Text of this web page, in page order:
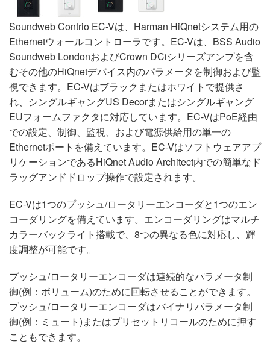
Soundweb Contrio EC-Vは、Harman HiQnetシステム用の
Ethernetウォールコントローラです。EC-Vは、BSS Audio
Soundweb LondonおよびCrown DCiシリーズアンプを含
むその他のHiQnetデバイス内のパラメータを制御および監
視できます。EC-Vはブラックまたはホワイトで提供さ
れ、シングルギャングUS Decorまたはシングルギャング
EUフォームファクタに対応しています。EC-VはPoE経由
での設定、制御、監視、および電源供給用の単一の
Ethernetポートを備えています。EC-Vはソフトウェアアプ
リケーションであるHiQnet Audio Architect内での簡単なド
ラッグアンドドロップ操作で設定されます。
EC-Vは1つのプッシュ/ロータリーエンコーダと1つのエン
コーダリングを備えています。エンコーダリングはマルチ
カラーバックライト搭載で、8つの異なる色に対応し、輝
度調整が可能です。
プッシュ/ロータリーエンコーダは連続的なパラメータ制
御(例：ボリューム)のために回転させることができます。
プッシュ/ロータリーエンコーダはバイナリパラメータ制
御(例：ミュート)またはプリセットリコールのために押す
こともできます。